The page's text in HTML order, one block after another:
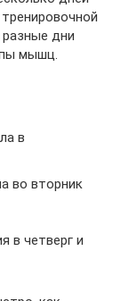
дни
мышц.
в
во вторник
в четверг и